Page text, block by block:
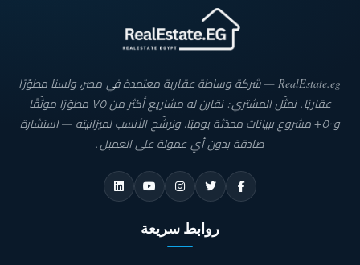
RealEstate.eg — شركة وساطة عقارية معتمدة في مصر، ولسنا مطوّرًا
عقاريًا. نمثّل المشتري: نقارن له مشاريع أكثر من ٧٥ مطوّرًا موثّقًا
و٥٠٠+ مشروع ببيانات محدّثة يوميًا، ونرشّح الأنسب لميزانيته — استشارة
صادقة بدون أي عمولة على العميل.
روابط سريعة